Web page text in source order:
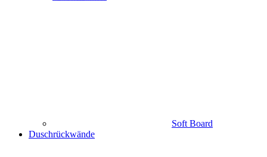
Soft Board
Duschrückwände